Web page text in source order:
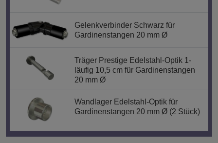
Gelenkverbinder Schwarz für
Gardinenstangen 20 mm Ø
Träger Prestige Edelstahl-Optik 1-
läufig 10,5 cm für Gardinenstangen
20 mm Ø
Wandlager Edelstahl-Optik für
Gardinenstangen 20 mm Ø (2 Stück)